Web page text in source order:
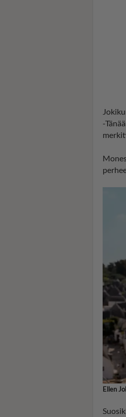
-
Ellen